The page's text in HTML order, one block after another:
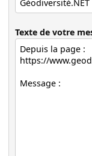
Texte de votre